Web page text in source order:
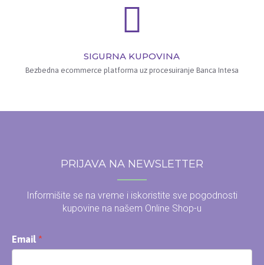
SIGURNA KUPOVINA
Bezbedna ecommerce platforma uz procesuiranje Banca Intesa
PRIJAVA NA NEWSLETTER
Informišite se na vreme i iskoristite sve pogodnosti
kupovine na našem Online Shop-u
Email